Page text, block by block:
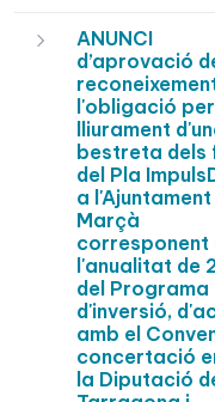
ANUNCI
d’aprovació
l'obligació per
lliurament
bestreta dels
del Pla
a
Marçà
corresponent
l'anualitat de
del Programa
d'inversió,
amb el
concertació
la Diputació